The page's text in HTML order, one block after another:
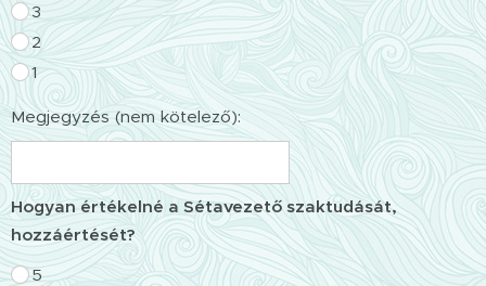
3
2
1
Megjegyzés (nem kötelező):
Hogyan értékelné a Sétavezető szaktudását,
hozzáértését?
5